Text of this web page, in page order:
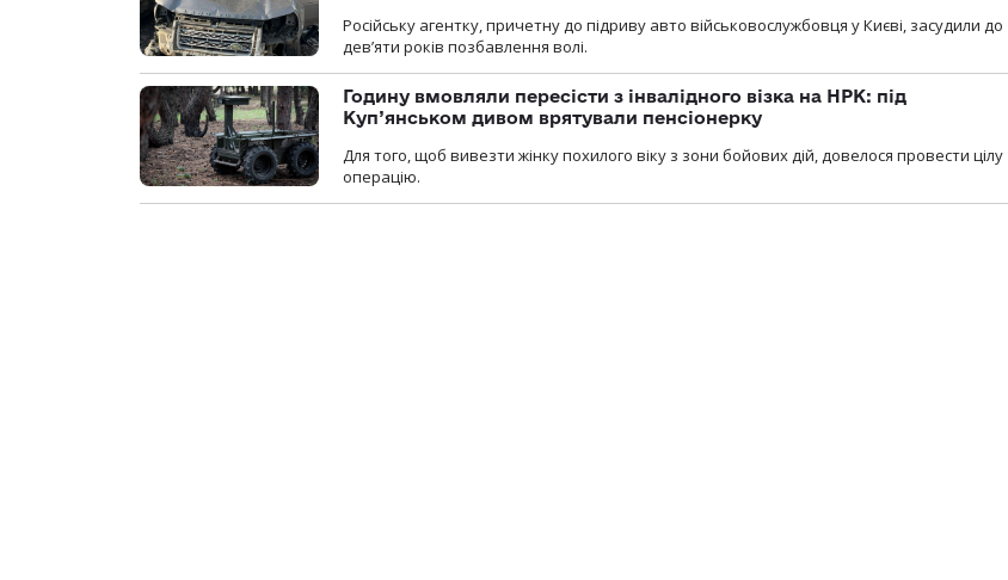
Російську агентку, причетну до підриву авто військовослужбовця у Києві, засудили до
дев’яти років позбавлення волі.
Годину вмовляли пересісти з інвалідного візка на НРК: під
Куп’янськом дивом врятували пенсіонерку
Для того, щоб вивезти жінку похилого віку з зони бойових дій, довелося провести цілу
операцію.